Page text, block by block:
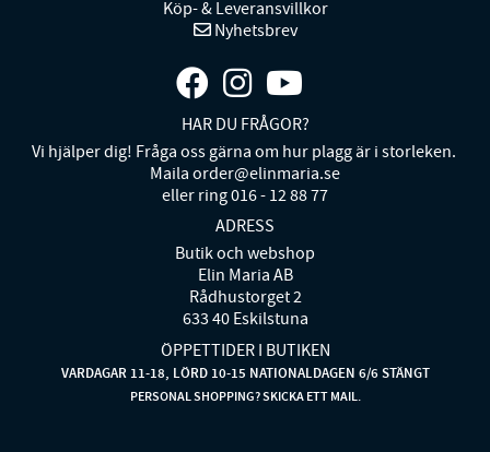
Köp- & Leveransvillkor
Nyhetsbrev
HAR DU FRÅGOR?
Vi hjälper dig! Fråga oss gärna om hur plagg är i storleken.
Maila order@elinmaria.se
eller ring 016 - 12 88 77
ADRESS
Butik och webshop
Elin Maria AB
Rådhustorget 2
633 40 Eskilstuna
ÖPPETTIDER I BUTIKEN
VARDAGAR 11-18, LÖRD 10-15 NATIONALDAGEN 6/6 STÄNGT
PERSONAL SHOPPING? SKICKA ETT MAIL.